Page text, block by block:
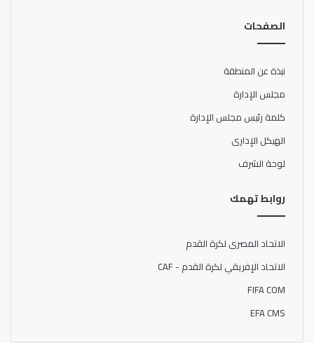
الصفحات
نبذة عن المنطقة
مجلس الإدارة
كلمة رئيس مجلس الإدارة
الهيكل الإدارى
لوحة الشرف
روابط تهمك
الاتحاد المصرى لكرة القدم
الاتحاد الإفريقي لكرة القدم - CAF
FIFA COM
EFA CMS